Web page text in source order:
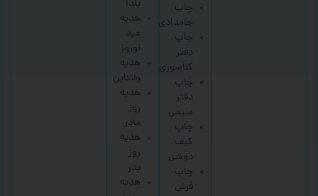
چاپ
جامدادی
چاپ
دفتر
کلاسوری
چاپ
دفتر
سیمی
چاپ
کیف
دوشی
چاپ
فرش
یلدا
هدیه
عید
نوروز
هدیه
ولنتاین
هدیه
روز
مادر
هدیه
روز
پدر
هدیه